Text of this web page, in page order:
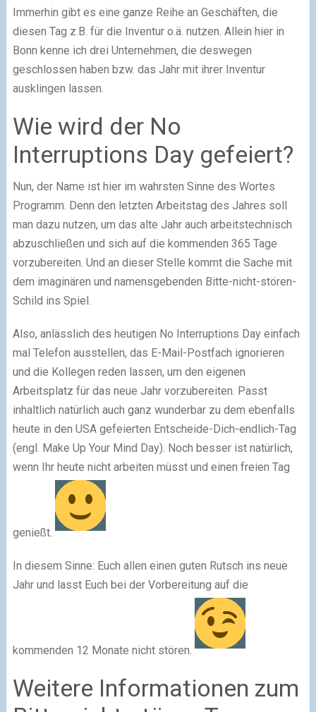
Immerhin gibt es eine ganze Reihe an Geschäften, die
diesen Tag z.B. für die Inventur o.ä. nutzen. Allein hier in
Bonn kenne ich drei Unternehmen, die deswegen
geschlossen haben bzw. das Jahr mit ihrer Inventur
ausklingen lassen.
Wie wird der No
Interruptions Day gefeiert?
Nun, der Name ist hier im wahrsten Sinne des Wortes
Programm. Denn den letzten Arbeitstag des Jahres soll
man dazu nutzen, um das alte Jahr auch arbeitstechnisch
abzuschließen und sich auf die kommenden 365 Tage
vorzubereiten. Und an dieser Stelle kommt die Sache mit
dem imaginären und namensgebenden Bitte-nicht-stören-
Schild ins Spiel.
Also, anlässlich des heutigen No Interruptions Day einfach
mal Telefon ausstellen, das E-Mail-Postfach ignorieren
und die Kollegen reden lassen, um den eigenen
Arbeitsplatz für das neue Jahr vorzubereiten. Passt
inhaltlich natürlich auch ganz wunderbar zu dem ebenfalls
heute in den USA gefeierten Entscheide-Dich-endlich-Tag
(engl. Make Up Your Mind Day). Noch besser ist natürlich,
wenn Ihr heute nicht arbeiten müsst und einen freien Tag
genießt.
In diesem Sinne: Euch allen einen guten Rutsch ins neue
Jahr und lasst Euch bei der Vorbereitung auf die
kommenden 12 Monate nicht stören.
Weitere Informationen zum